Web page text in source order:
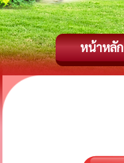
หน้าหลัก